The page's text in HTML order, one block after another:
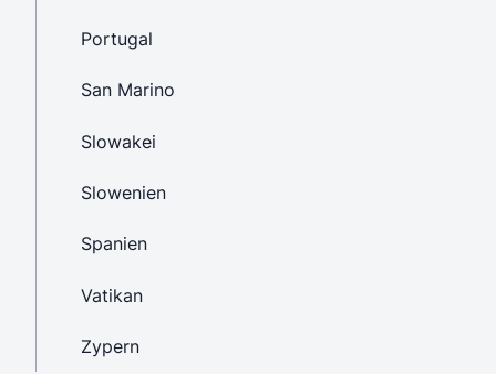
Portugal
San Marino
Slowakei
Slowenien
Spanien
Vatikan
Zypern